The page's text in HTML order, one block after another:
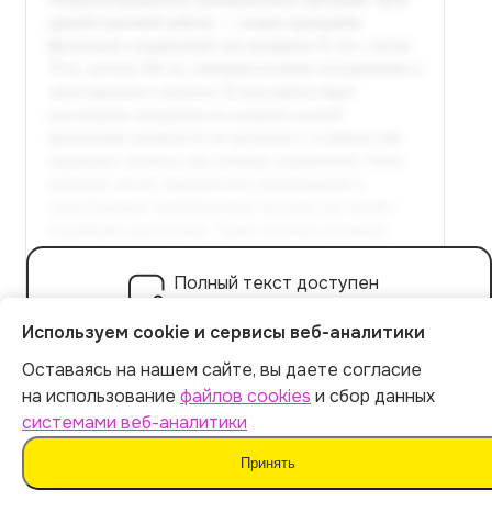
Полный текст доступен
3.2 Рекомендации по технике
выполнения и безопасности тренировок
Итог:449р.
Оплатить
Используем cookie и сервисы веб-аналитики
Оставаясь на нашем сайте, вы даете согласие
на использование файлов cookies и сбор данных
системами веб-аналитики
Принять